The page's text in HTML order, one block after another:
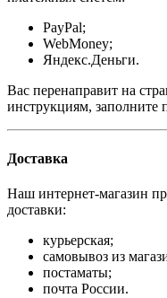
PayPal;
WebMoney;
Яндекс.Деньги.
Вас перенаправит на
инструкциям, заполните
Доставка
Наш интернет-магазин
доставки:
курьерская;
самовывоз из
постаматы;
почта России.